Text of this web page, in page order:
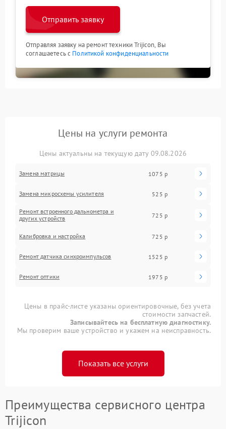
Отправить заявку
Отправляя заявку на ремонт техники Trijicon, Вы
соглашаетесь с Политикой конфиденциальности
Цены на услуги ремонта
Цены актуальны на текущую дату 09.08.2026
Замена матрицы 1075 р
Замена микросхемы усилителя 525 р
Ремонт встроенного дальнометра и
других устройств
725 р
Калибровка и настройка 725 р
Ремонт датчика синхроимпульсов 1525 р
Ремонт оптики 1975 р
Цены в прайс-листе указаны ориентировочные, без учета
стоимости запчастей.
Записывайтесь на бесплатную диагностику.
Мы проверим ваше устройство и укажем на неисправность.
Показать все услуги
Преимущества сервисного центра
Trijicon